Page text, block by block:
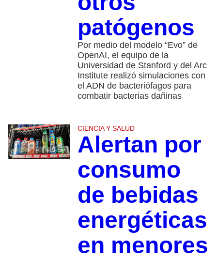
patógenos
Por medio del modelo “Evo” de
OpenAI, el equipo de la
Universidad de Stanford y del Arc
Institute realizó simulaciones con
el ADN de bacteriófagos para
combatir bacterias dañinas
CIENCIA Y SALUD
Alertan por
consumo
de bebidas
energéticas
en menores